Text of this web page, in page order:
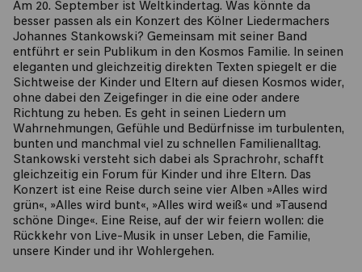
Am 20. September ist Weltkindertag. Was könnte da
besser passen als ein Konzert des Kölner Liedermachers
Johannes Stankowski? Gemeinsam mit seiner Band
entführt er sein Publikum in den Kosmos Familie. In seinen
eleganten und gleichzeitig direkten Texten spiegelt er die
Sichtweise der Kinder und Eltern auf diesen Kosmos wider,
ohne dabei den Zeigefinger in die eine oder andere
Richtung zu heben. Es geht in seinen Liedern um
Wahrnehmungen, Gefühle und Bedürfnisse im turbulenten,
bunten und manchmal viel zu schnellen Familienalltag.
Stankowski versteht sich dabei als Sprachrohr, schafft
gleichzeitig ein Forum für Kinder und ihre Eltern. Das
Konzert ist eine Reise durch seine vier Alben »Alles wird
grün«, »Alles wird bunt«, »Alles wird weiß« und »Tausend
schöne Dinge«. Eine Reise, auf der wir feiern wollen: die
Rückkehr von Live-Musik in unser Leben, die Familie,
unsere Kinder und ihr Wohlergehen.